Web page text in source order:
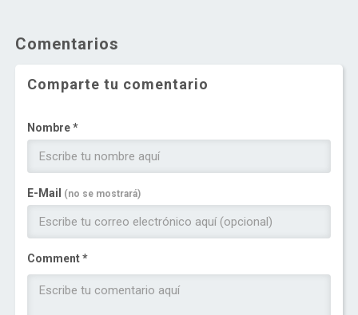
Comentarios
Comparte tu comentario
Nombre *
E-Mail (no se mostrará)
Comment *